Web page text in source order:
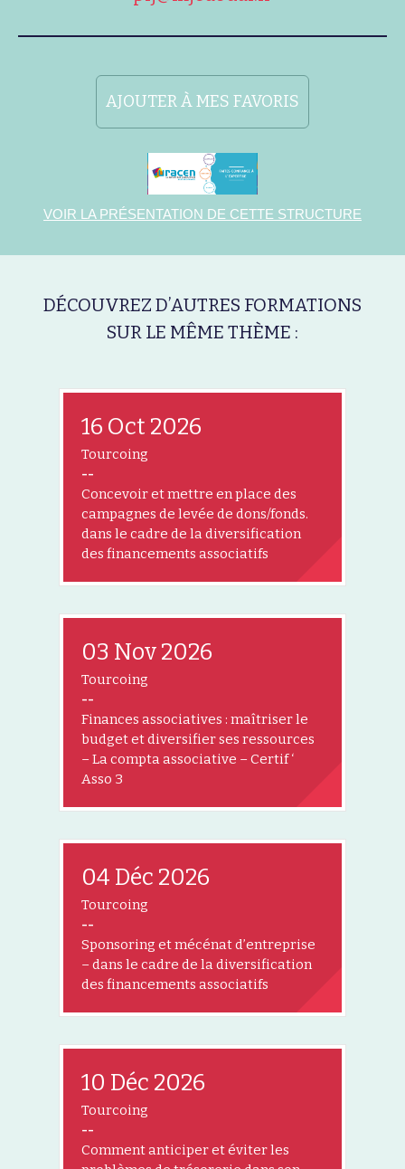
AJOUTER À MES FAVORIS
VOIR LA PRÉSENTATION DE CETTE STRUCTURE
DÉCOUVREZ D’AUTRES FORMATIONS
SUR LE MÊME THÈME :
16 Oct 2026
Tourcoing
--
Concevoir et mettre en place des
campagnes de levée de dons/fonds.
dans le cadre de la diversification
des financements associatifs
03 Nov 2026
Tourcoing
--
Finances associatives : maîtriser le
budget et diversifier ses ressources
– La compta associative – Certif ‘
Asso 3
04 Déc 2026
Tourcoing
--
Sponsoring et mécénat d’entreprise
– dans le cadre de la diversification
des financements associatifs
10 Déc 2026
Tourcoing
--
Comment anticiper et éviter les